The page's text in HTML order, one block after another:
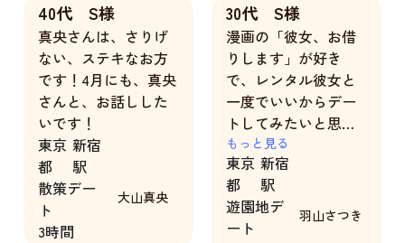
40代 S様
真央さんは、さりげ
ない、ステキなお方
です！4月にも、真央
さんと、お話しした
いです！
東京
都
新宿
駅
散策デー
ト
3時間
大山真央
30代 S様
漫画の「彼女、お借
りします」が好き
で、レンタル彼女と
一度でいいからデー
トしてみたいと思っ
て利用しました。
すごく緊張してたの
ですが、明るく話し
かけくれて楽しい時
間が過ごせました。
もっと見る
東京
都
新宿
駅
遊園地デ
ート
羽山さつき